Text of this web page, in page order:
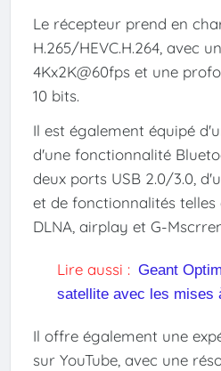
Le récepteur prend en
H.265/HEVC.H.264, avec
4Kx2K@60fps et une
10 bits.
Il est également équipé
d'une fonctionnalité
deux ports USB 2.0/3.0,
et de fonctionnalités telles
DLNA, airplay et G-
Lire aussi : Geant
satellite avec les mises
Il offre également une
sur YouTube, avec une